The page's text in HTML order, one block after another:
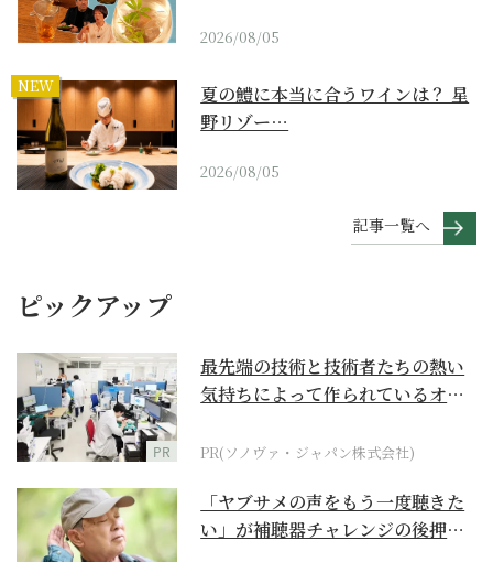
2026/08/05
NEW
夏の鱧に本当に合うワインは？ 星
野リゾー…
2026/08/05
記事一覧へ
ピックアップ
PR
最先端の技術と技術者たちの熱い
気持ちによって作られているオー
PR(ソノヴァ・ジャパン株式会社)
「ヤブサメの声をもう一度聴きた
い」が補聴器チャレンジの後押し